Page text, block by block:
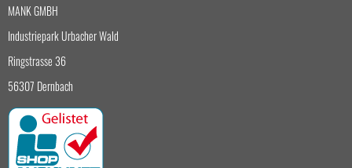
MANK GMBH
Industriepark Urbacher Wald
Ringstrasse 36
56307 Dernbach